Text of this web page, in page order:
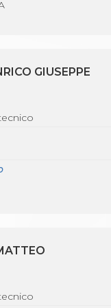
GIUSEPPE